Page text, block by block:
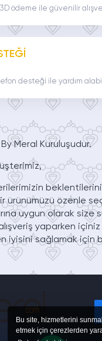
Bu site, hizmetlerini
etmek için çerezlerden
3D ödeme ile güvenilir
desteği ile yardım
Meral Kuruluşudur.
ürünümüzü özenle
uygun olarak size
yaparken
iyisini sağlamak için